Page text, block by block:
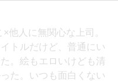
他人に無関心な上司。
トルだけど、普通にい
。絵もエロいけども清
た。いつも面白くない